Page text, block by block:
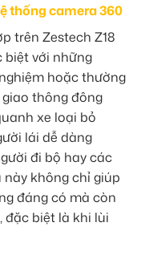
thống camera 360
trên Zestech Z18
biệt với những
hoặc thường
thông đông
xe loại bỏ
lái dễ dàng
đi bộ hay các
không chỉ giúp
đáng có mà còn
đặc biệt là khi lùi